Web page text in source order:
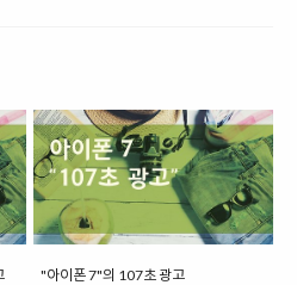
"아이폰 7"의 107초 광고